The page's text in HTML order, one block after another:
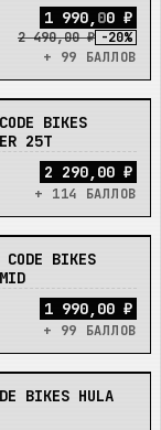
1 990,00 ₽
2 490,00 ₽ -20%
+ 99 БАЛЛОВ
BIKES
25T
2 290,00 ₽
+ 114 БАЛЛОВ
BIKES
1 990,00 ₽
+ 99 БАЛЛОВ
BIKES HULA